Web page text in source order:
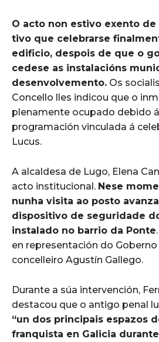
O acto non estivo exento de
tivo que celebrarse
edificio, despois de que o
cedese as instalacións
desenvolvemento. Os
Concello lles indicou que o
plenamente ocupado debido
programación vinculada á
Lucus.
A alcaldesa de Lugo, Elena
acto institucional. Nese
nunha visita ao posto
dispositivo de seguridade
instalado no barrio da Ponte
en representación do
concelleiro Agustín Gallego.
Durante a súa intervención,
destacou que o antigo penal
“un dos principais espazos
franquista en Galicia